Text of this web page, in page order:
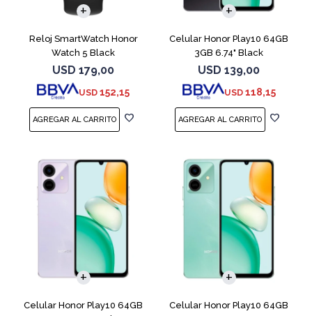
Reloj SmartWatch Honor
Watch 5 Black
USD 179,00
USD 152,15
Celular Honor Play10 64GB
3GB 6.74" Black
USD 139,00
USD 118,15
Celular Honor Play10 64GB
COMPARAR
Celular Honor Play10 64GB
COMPARAR